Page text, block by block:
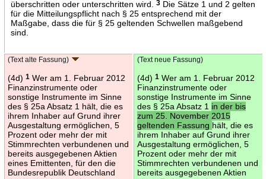
überschritten oder unterschritten wird. 3Die Sätze 1 und 2 gelten
für die Mitteilungspflicht nach § 25 entsprechend mit der
Maßgabe, dass die für § 25 geltenden Schwellen maßgebend
sind.
(Text alte Fassung)
(4d) 1Wer am 1. Februar 2012
Finanzinstrumente oder
sonstige Instrumente im Sinne
des § 25a Absatz 1 hält, die es
ihrem Inhaber auf Grund ihrer
Ausgestaltung ermöglichen, 5
Prozent oder mehr der mit
Stimmrechten verbundenen und
bereits ausgegebenen Aktien
eines Emittenten, für den die
Bundesrepublik Deutschland
(Text neue Fassung)
(4d) 1Wer am 1. Februar 2012
Finanzinstrumente oder
sonstige Instrumente im Sinne
des § 25a Absatz 1 in der bis
zum 25. November 2015
geltenden Fassung hält, die es
ihrem Inhaber auf Grund ihrer
Ausgestaltung ermöglichen, 5
Prozent oder mehr der mit
Stimmrechten verbundenen und
bereits ausgegebenen Aktien